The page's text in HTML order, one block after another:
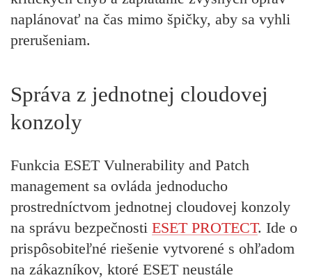
naplánovať na čas mimo špičky, aby sa vyhli
prerušeniam.
Správa z jednotnej cloudovej
konzoly
Funkcia ESET Vulnerability and Patch
management sa ovláda jednoducho
prostredníctvom jednotnej cloudovej konzoly
na správu bezpečnosti ESET PROTECT. Ide o
prispôsobiteľné riešenie vytvorené s ohľadom
na zákazníkov, ktoré ESET neustále